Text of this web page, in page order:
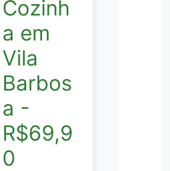
Cozinh
a em
Vila
Barbos
a -
R$69,9
0